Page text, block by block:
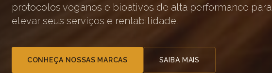
protocolos veganos e bioativos de alta performance para
elevar seus serviços e rentabilidade.
CONHEÇA NOSSAS MARCAS SAIBA MAIS